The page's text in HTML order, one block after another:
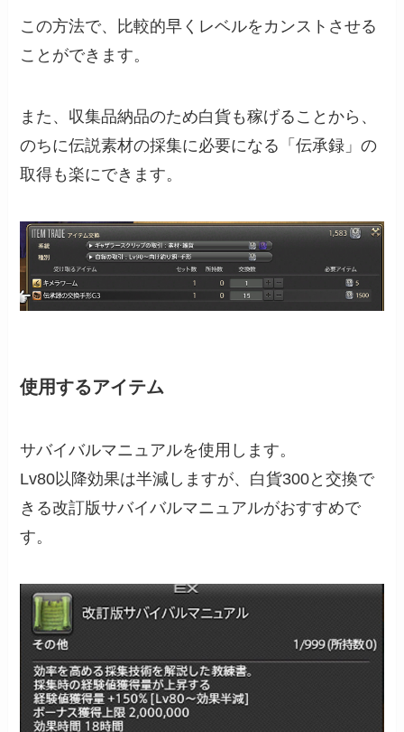
この方法で、比較的早くレベルをカンストさせる
ことができます。
また、収集品納品のため白貨も稼げることから、
のちに伝説素材の採集に必要になる「伝承録」の
取得も楽にできます。
使用するアイテム
サバイバルマニュアルを使用します。
Lv80以降効果は半減しますが、白貨300と交換で
きる改訂版サバイバルマニュアルがおすすめで
す。